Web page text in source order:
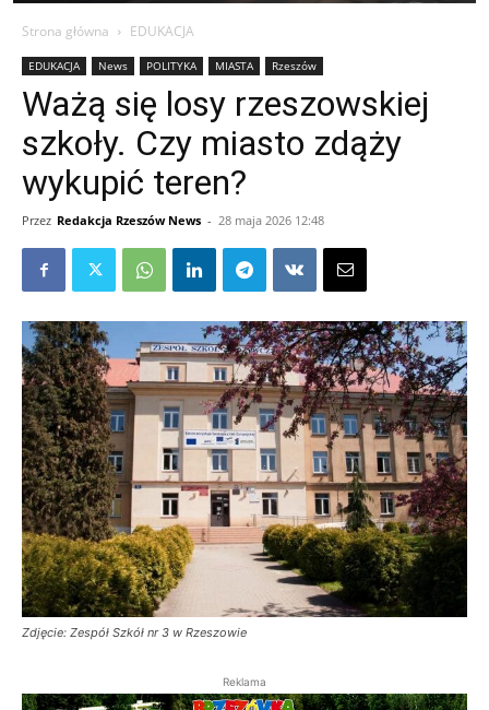
Strona główna EDUKACJA
EDUKACJA News POLITYKA MIASTA Rzeszów
Ważą się losy rzeszowskiej
szkoły. Czy miasto zdąży
wykupić teren?
Przez Redakcja Rzeszów News - 28 maja 2026 12:48
Zdjęcie: Zespół Szkół nr 3 w Rzeszowie
Reklama